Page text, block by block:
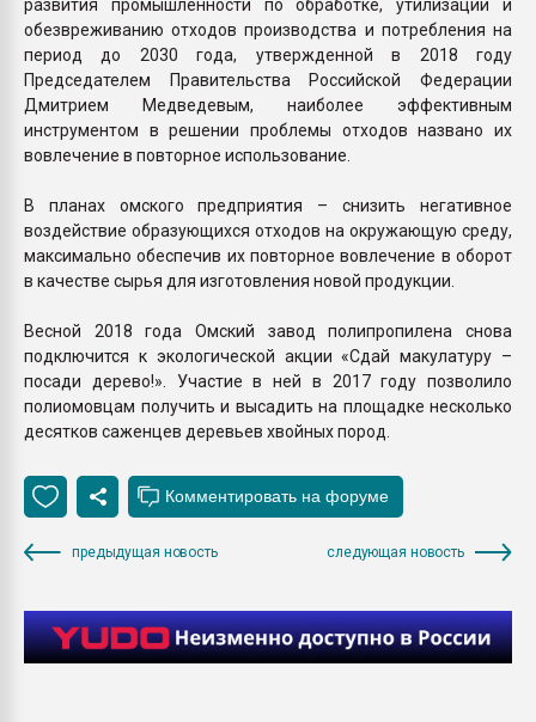
развития промышленности по обработке, утилизации и
обезвреживанию отходов производства и потребления на
период до 2030 года, утвержденной в 2018 году
Председателем Правительства Российской Федерации
Дмитрием Медведевым, наиболее эффективным
инструментом в решении проблемы отходов названо их
вовлечение в повторное использование.
В планах омского предприятия – снизить негативное
воздействие образующихся отходов на окружающую среду,
максимально обеспечив их повторное вовлечение в оборот
в качестве сырья для изготовления новой продукции.
Весной 2018 года Омский завод полипропилена снова
подключится к экологической акции «Сдай макулатуру –
посади дерево!». Участие в ней в 2017 году позволило
полиомовцам получить и высадить на площадке несколько
десятков саженцев деревьев хвойных пород.
предыдущая новость следующая новость